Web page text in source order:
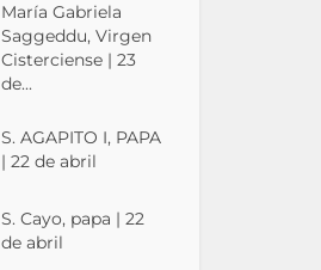
María Gabriela
Saggeddu, Virgen
Cisterciense | 23
de...
S. AGAPITO I, PAPA
| 22 de abril
S. Cayo, papa | 22
de abril